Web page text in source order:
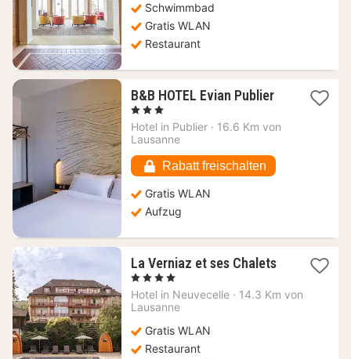
Schwimmbad
Gratis WLAN
Restaurant
B&B HOTEL Evian Publier1
ab
, 3 Sterne
Hotel in Publier · 16.6 Km von
Lausanne
Rabatt freischalten
Gratis WLAN
Aufzug
La Verniaz et ses Chalets1
ab
, 4 Sterne
Hotel in Neuvecelle · 14.3 Km von
Lausanne
Gratis WLAN
Restaurant